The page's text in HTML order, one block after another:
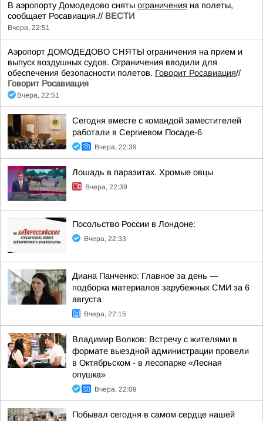
В аэропорту Домодедово сняты ограничения на полеты,
сообщает Росавиация.// ВЕСТИ
Вчера, 22:51
Аэропорт ДОМОДЕДОВО СНЯТЫ ограничения на прием и
выпуск воздушных судов. Ограничения вводили для
обеспечения безопасности полетов. Говорит Росавиация//
Говорит Росавиация
Вчера, 22:51
Сегодня вместе с командой заместителей
работали в Сергиевом Посаде-6
Вчера, 22:39
Лошадь в паразитах. Хромые овцы
Вчера, 22:39
Посольство России в Лондоне:
Вчера, 22:33
Диана Панченко: Главное за день —
подборка материалов зарубежных СМИ за 6
августа
Вчера, 22:15
Владимир Волков: Встречу с жителями в
формате выездной администрации провели
в Октябрьском - в лесопарке «Лесная
опушка»
Вчера, 22:09
Побывал сегодня в самом сердце нашей